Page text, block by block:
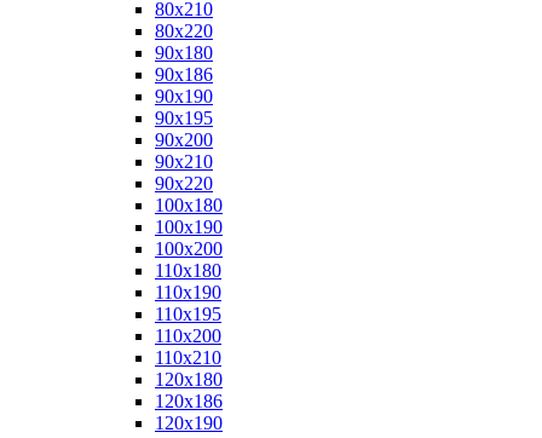
80x210
80x220
90x180
90x186
90x190
90x195
90x200
90x210
90x220
100x180
100x190
100x200
110x180
110x190
110x195
110x200
110x210
120x180
120x186
120x190